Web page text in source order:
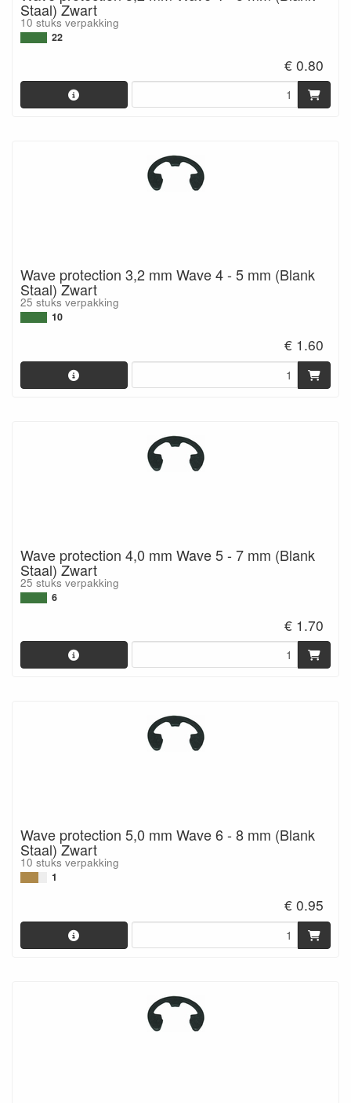
Staal) Zwart
10 stuks verpakking
22
€ 0.80
Wave protection 3,2 mm Wave 4 - 5 mm (Blank
Staal) Zwart
25 stuks verpakking
10
€ 1.60
Wave protection 4,0 mm Wave 5 - 7 mm (Blank
Staal) Zwart
25 stuks verpakking
6
€ 1.70
Wave protection 5,0 mm Wave 6 - 8 mm (Blank
Staal) Zwart
10 stuks verpakking
1
€ 0.95